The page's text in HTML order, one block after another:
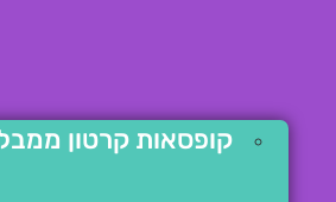
קופסאות קרטון ממבלט